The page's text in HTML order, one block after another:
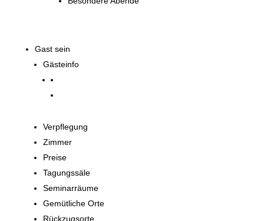
Gast sein
Gästeinfo
Verpflegung
Zimmer
Preise
Tagungssäle
Seminarräume
Gemütliche Orte
Rückzugsorte